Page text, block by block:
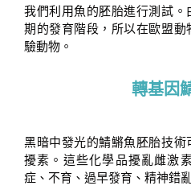
我們利用魚的胚胎進行測試
期的發育階段，所以在歐盟
驗動物。
轉基因
黑暗中發光的鯖鱂魚胚胎技
擾素。這些化學品擾亂雌激
症、不育、過早發育、精神錯